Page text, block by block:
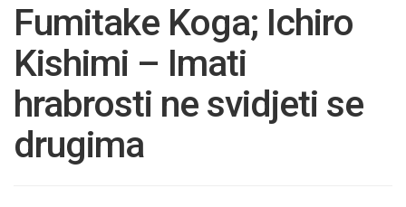
Fumitake Koga; Ichiro
Kishimi – Imati
hrabrosti ne svidjeti se
drugima